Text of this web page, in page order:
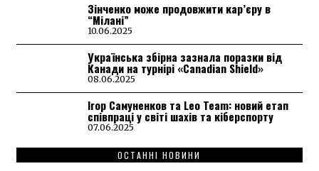
Зінченко може продовжити кар’єру в
“Мілані”
10.06.2025
Українська збірна зазнала поразки від
Канади на турнірі «Canadian Shield»
08.06.2025
Ігор Самуненков та Leo Team: новий етап
співпраці у світі шахів та кіберспорту
07.06.2025
ОСТАННІ НОВИНИ